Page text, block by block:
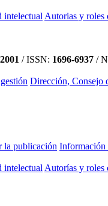
intelectual Autorias y roles
/ ISSN: 1696-6937 /
Dirección, Consejo
la publicación Información
intelectual Autorías y roles